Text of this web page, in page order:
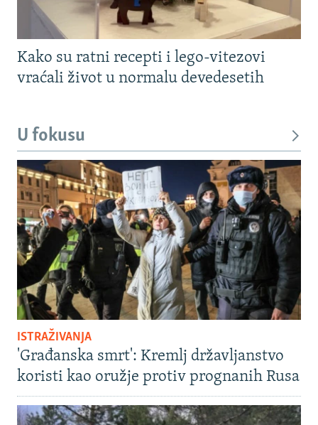
Kako su ratni recepti i lego-vitezovi
vraćali život u normalu devedesetih
U fokusu
ISTRAŽIVANJA
'Građanska smrt': Kremlj državljanstvo
koristi kao oružje protiv prognanih Rusa